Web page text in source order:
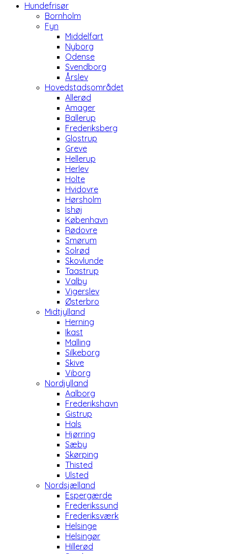
Hundefrisør
Bornholm
Fyn
Middelfart
Nyborg
Odense
Svendborg
Årslev
Hovedstadsområdet
Allerød
Amager
Ballerup
Frederiksberg
Glostrup
Greve
Hellerup
Herlev
Holte
Hvidovre
Hørsholm
Ishøj
København
Rødovre
Smørum
Solrød
Skovlunde
Taastrup
Valby
Vigerslev
Østerbro
Midtjylland
Herning
Ikast
Malling
Silkeborg
Skive
Viborg
Nordjylland
Aalborg
Frederikshavn
Gistrup
Hals
Hjørring
Sæby
Skørping
Thisted
Ulsted
Nordsjælland
Espergærde
Frederikssund
Frederiksværk
Helsinge
Helsingør
Hillerød